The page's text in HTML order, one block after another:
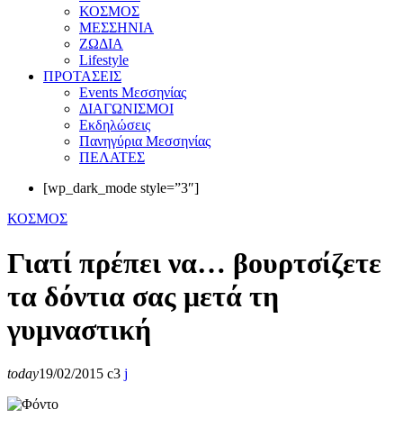
ΚΟΣΜΟΣ
ΜΕΣΣΗΝΙΑ
ΖΩΔΙΑ
Lifestyle
ΠΡΟΤΑΣΕΙΣ
Events Μεσσηνίας
ΔΙΑΓΩΝΙΣΜΟΙ
Εκδηλώσεις
Πανηγύρια Μεσσηνίας
ΠΕΛΑΤΕΣ
[wp_dark_mode style=”3″]
ΚΟΣΜΟΣ
Γιατί πρέπει να… βουρτσίζετε
τα δόντια σας μετά τη
γυμναστική
today19/02/2015 3